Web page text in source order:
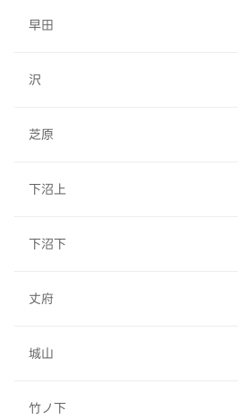
早田
沢
芝原
下沼上
下沼下
丈府
城山
竹ノ下